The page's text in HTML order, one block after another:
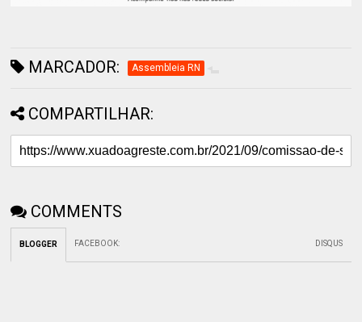
MARCADOR: Assembleia RN
COMPARTILHAR:
COMMENTS
BLOGGER FACEBOOK: DISQUS